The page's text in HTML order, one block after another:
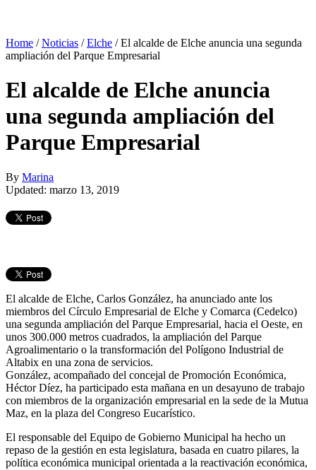
Home /Noticias /Elche /El alcalde de Elche anuncia una segunda
ampliación del Parque Empresarial
El alcalde de Elche anuncia
una segunda ampliación del
Parque Empresarial
By Marina
Updated: marzo 13, 2019
El alcalde de Elche, Carlos González, ha anunciado ante los
miembros del Círculo Empresarial de Elche y Comarca (Cedelco)
una segunda ampliación del Parque Empresarial, hacia el Oeste, en
unos 300.000 metros cuadrados, la ampliación del Parque
Agroalimentario o la transformación del Polígono Industrial de
Altabix en una zona de servicios.
González, acompañado del concejal de Promoción Económica,
Héctor Díez, ha participado esta mañana en un desayuno de trabajo
con miembros de la organización empresarial en la sede de la Mutua
Maz, en la plaza del Congreso Eucarístico.
El responsable del Equipo de Gobierno Municipal ha hecho un
repaso de la gestión en esta legislatura, basada en cuatro pilares, la
política económica municipal orientada a la reactivación económica,